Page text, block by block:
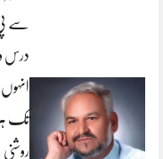
سے
درس
تک
روشنی